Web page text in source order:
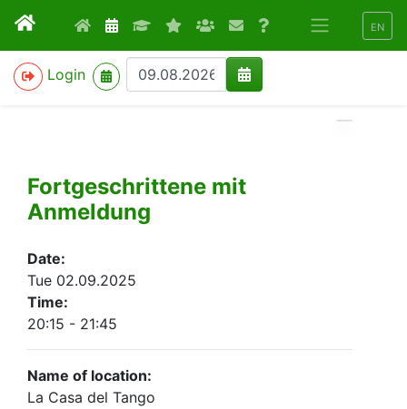
EN
Login
>
Fortgeschrittene mit
Anmeldung
Date:
Tue 02.09.2025
Time:
20:15 - 21:45
Name of location:
La Casa del Tango